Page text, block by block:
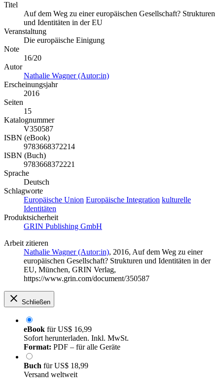
Titel
Auf dem Weg zu einer europäischen Gesellschaft? Strukturen
und Identitäten in der EU
Veranstaltung
Die europäische Einigung
Note
16/20
Autor
Nathalie Wagner (Autor:in)
Erscheinungsjahr
2016
Seiten
15
Katalognummer
V350587
ISBN (eBook)
9783668372214
ISBN (Buch)
9783668372221
Sprache
Deutsch
Schlagworte
Europäische Union Europäische Integration kulturelle
Identitäten
Produktsicherheit
GRIN Publishing GmbH
Arbeit zitieren
Nathalie Wagner (Autor:in), 2016, Auf dem Weg zu einer
europäischen Gesellschaft? Strukturen und Identitäten in der
EU, München, GRIN Verlag,
https://www.grin.com/document/350587
Schließen
eBook fürUS$ 16,99
Sofort herunterladen. Inkl. MwSt.
Format: PDF – für alle Geräte
Buch fürUS$ 18,99
Versand weltweit